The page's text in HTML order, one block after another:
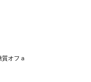
オフａ